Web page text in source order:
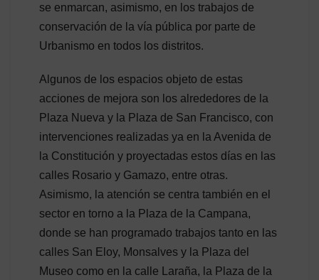
se enmarcan, asimismo, en los trabajos de
conservación de la vía pública por parte de
Urbanismo en todos los distritos.
Algunos de los espacios objeto de estas
acciones de mejora son los alrededores de la
Plaza Nueva y la Plaza de San Francisco, con
intervenciones realizadas ya en la Avenida de
la Constitución y proyectadas estos días en las
calles Rosario y Gamazo, entre otras.
Asimismo, la atención se centra también en el
sector en torno a la Plaza de la Campana,
donde se han programado trabajos tanto en las
calles San Eloy, Monsalves y la Plaza del
Museo como en la calle Laraña, la Plaza de la